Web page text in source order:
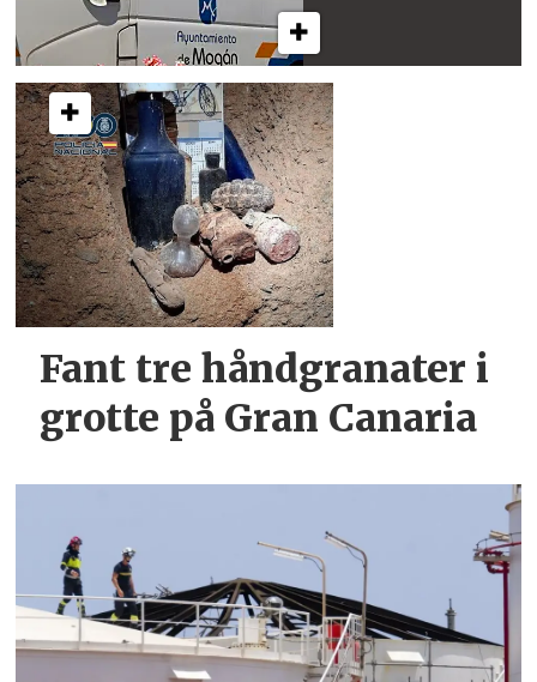
Fant tre håndgranater i
grotte på Gran Canaria